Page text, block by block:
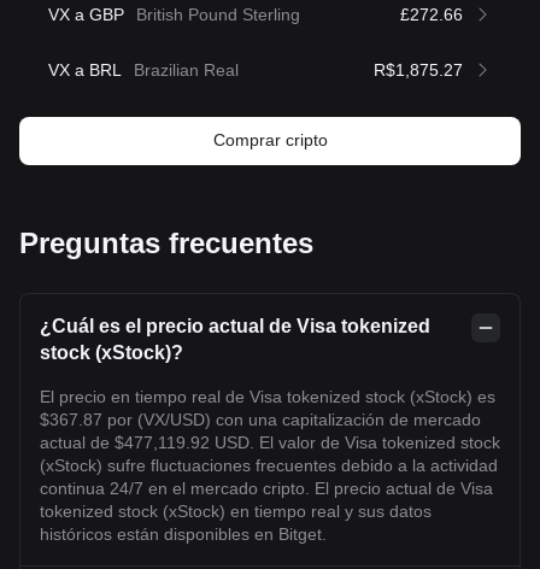
VX a GBP British Pound Sterling £272.66
VX a BRL Brazilian Real R$1,875.27
Comprar cripto
Preguntas frecuentes
¿Cuál es el precio actual de Visa tokenized
stock (xStock)?
El precio en tiempo real de Visa tokenized stock (xStock) es
$367.87 por (VX/USD) con una capitalización de mercado
actual de $477,119.92 USD. El valor de Visa tokenized stock
(xStock) sufre fluctuaciones frecuentes debido a la actividad
continua 24/7 en el mercado cripto. El precio actual de Visa
tokenized stock (xStock) en tiempo real y sus datos
históricos están disponibles en Bitget.